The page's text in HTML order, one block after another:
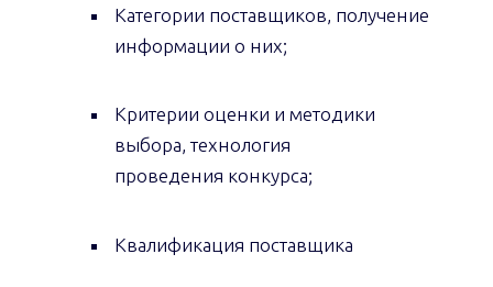
Категории поставщиков, получение
информации о них;
Критерии оценки и методики
выбора, технология
проведения конкурса;
Квалификация поставщика